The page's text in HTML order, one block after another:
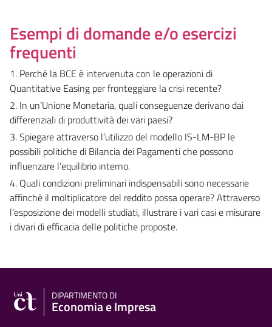
Esempi di domande e/o esercizi
frequenti
1. Perché la BCE è intervenuta con le operazioni di
Quantitative Easing per fronteggiare la crisi recente?
2. In un’Unione Monetaria, quali conseguenze derivano dai
differenziali di produttività dei vari paesi?
3. Spiegare attraverso l’utilizzo del modello IS-LM-BP le
possibili politiche di Bilancia dei Pagamenti che possono
influenzare l’equilibrio interno.
4. Quali condizioni preliminari indispensabili sono necessarie
affinchè il moltiplicatore del reddito possa operare? Attraverso
l’esposizione dei modelli studiati, illustrare i vari casi e misurare
i divari di efficacia delle politiche proposte.
DIPARTIMENTO DI
Economia e Impresa